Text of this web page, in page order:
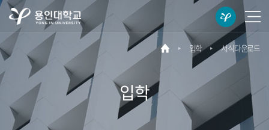
뉴
열
기
용
인
대
학
바
가
메
인
입학 서식다운로드
입학